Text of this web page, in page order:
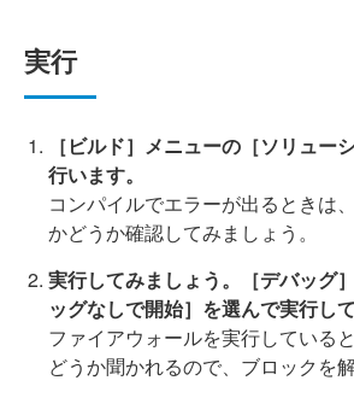
実行
［ビルド］メニューの［ソリュー
行います。
コンパイルでエラーが出るときは
かどうか確認してみましょう。
実行してみましょう。［デバッグ
ッグなしで開始］を選んで実行し
ファイアウォールを実行している
どうか聞かれるので、ブロックを